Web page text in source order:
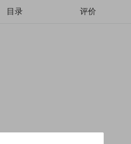
目录 评价